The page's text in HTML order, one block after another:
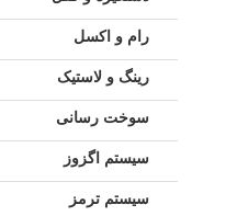
رام و اکسل
رینگ و لاستیک
سوخت رسانی
سیستم اگزوز
سیستم ترمز